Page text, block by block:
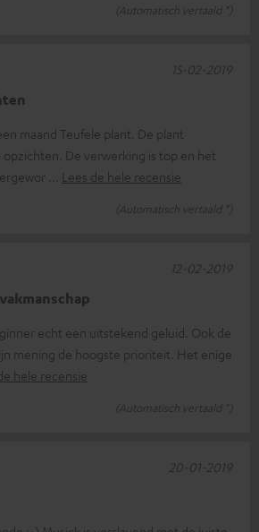
(Automatisch vertaald *)
maand Teufele plant. De plant
De verwerking is top en het
Lees de hele recensie
(Automatisch vertaald *)
15-02-2019
echt een uitstekend geluid. Ook de
mening de hoogste prioriteit. Het enige
hele recensie
(Automatisch vertaald *)
12-02-2019
20-01-2019